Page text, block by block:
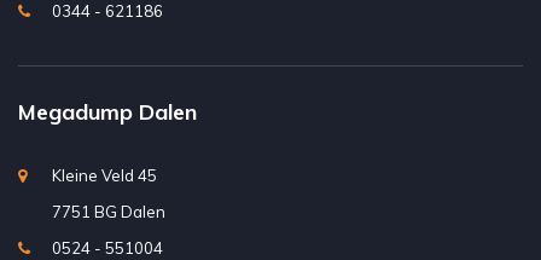
0344 - 621186
Megadump Dalen
Kleine Veld 45
7751 BG Dalen
0524 - 551004